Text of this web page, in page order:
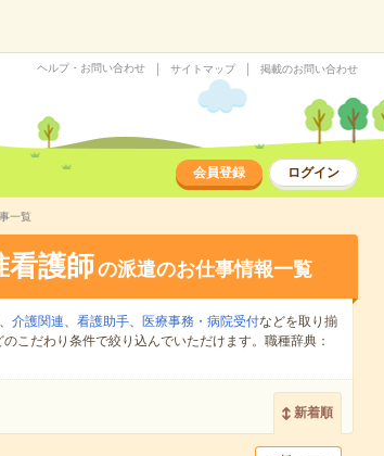
ヘルプ・お問い合わせ サイトマップ 掲載のお問い合わせ
会員登録 ログイン
一覧
看護師の派遣のお仕事情報一覧
介護関連、 看護助手、 医療事務・病院受付などを取り揃
のこだわり条件で絞り込んでいただけます。職種辞典：
新着順